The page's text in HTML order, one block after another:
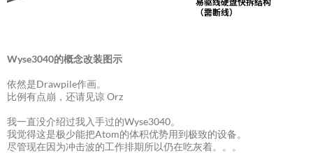
Wyse3040的概念改装图示
依然是Drawpile作画。
比例有点崩，还请见谅 Orz
我一直没介绍过我入手过的Wyse3040。
我觉得这是极少能把Atom的体积优势用到极致的设备。
尽管现在因为冲击波的工作排期所以仍在吃灰着。。。